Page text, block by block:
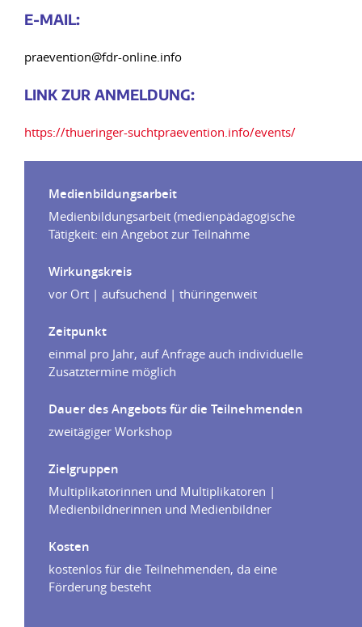
E-MAIL:
praevention@fdr-online.info
LINK ZUR ANMELDUNG:
https://thueringer-suchtpraevention.info/events/
Medienbildungsarbeit
Medienbildungsarbeit (medienpädagogische
Tätigkeit: ein Angebot zur Teilnahme
Wirkungskreis
vor Ort | aufsuchend | thüringenweit
Zeitpunkt
einmal pro Jahr, auf Anfrage auch individuelle
Zusatztermine möglich
Dauer des Angebots für die Teilnehmenden
zweitägiger Workshop
Zielgruppen
Multiplikatorinnen und Multiplikatoren |
Medienbildnerinnen und Medienbildner
Kosten
kostenlos für die Teilnehmenden, da eine
Förderung besteht